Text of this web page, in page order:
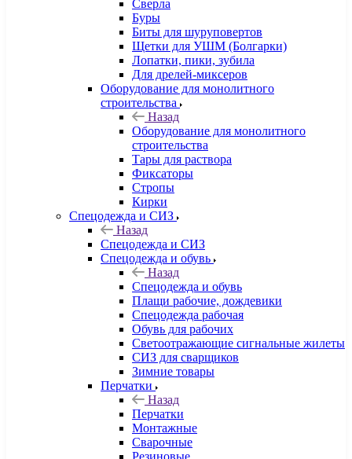
Сверла
Буры
Биты для шуруповертов
Щетки для УШМ (Болгарки)
Лопатки, пики, зубила
Для дрелей-миксеров
Оборудование для монолитного
строительства
Назад
Оборудование для монолитного
строительства
Тары для раствора
Фиксаторы
Стропы
Кирки
Спецодежда и СИЗ
Назад
Спецодежда и СИЗ
Спецодежда и обувь
Назад
Спецодежда и обувь
Плащи рабочие, дождевики
Спецодежда рабочая
Обувь для рабочих
Светоотражающие сигнальные жилеты
СИЗ для сварщиков
Зимние товары
Перчатки
Назад
Перчатки
Монтажные
Сварочные
Резиновые